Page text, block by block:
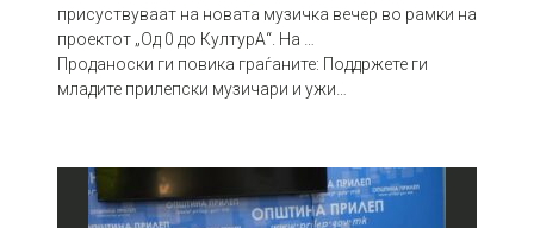
присуствуваат на новата музичка вечер во рамки на
проектот „Од 0 до КултурА“. На …
Проданоски ги повика граѓаните: Поддржете ги
младите прилепски музичари и ужи…